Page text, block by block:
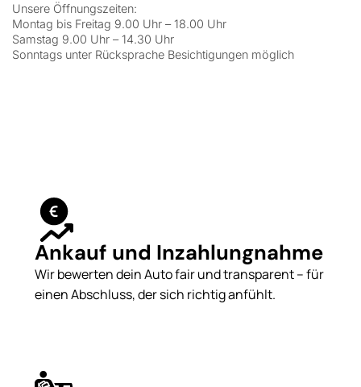
Unsere Öffnungszeiten:
Montag bis Freitag 9.00 Uhr – 18.00 Uhr
Samstag 9.00 Uhr – 14.30 Uhr
Sonntags unter Rücksprache Besichtigungen möglich
Ankauf und Inzahlungnahme
Wir bewerten dein Auto fair und transparent – für
einen Abschluss, der sich richtig anfühlt.